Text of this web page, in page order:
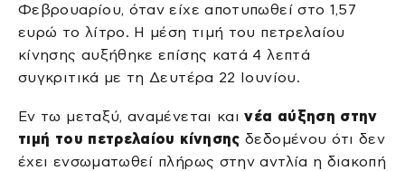
Φεβρουαρίου, όταν είχε αποτυπωθεί στο 1,57
ευρώ το λίτρο. Η μέση τιμή του πετρελαίου
κίνησης αυξήθηκε επίσης κατά 4 λεπτά
συγκριτικά με τη Δευτέρα 22 Ιουνίου.
Eν τω μεταξύ, αναμένεται καινέα αύξηση στην
τιμή του πετρελαίου κίνησης δεδομένου ότι δεν
έχει ενσωματωθεί πλήρως στην αντλία η διακοπή